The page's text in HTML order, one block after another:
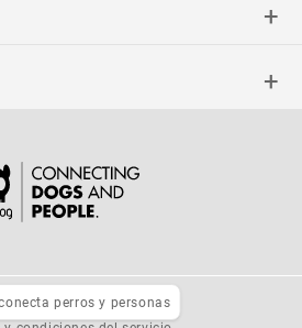
perros y personas
de privacidad